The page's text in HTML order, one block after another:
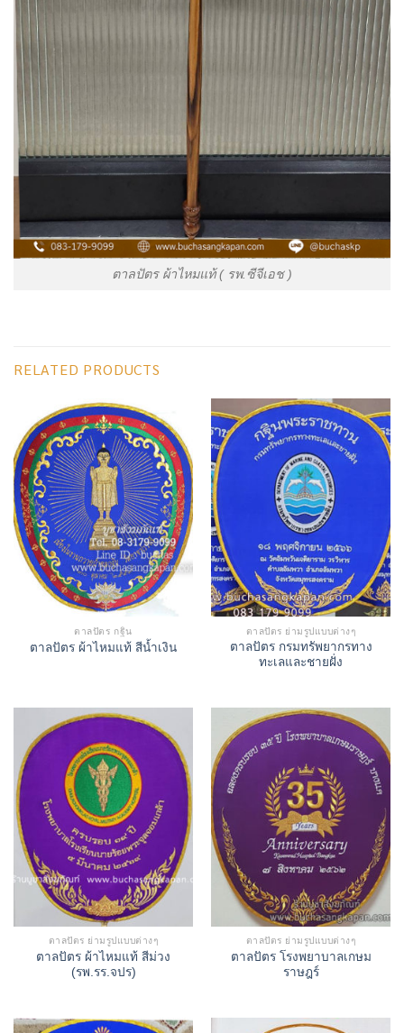
ตาลปัตร ผ้าไหมแท้ ( รพ.ซีจีเอช )
RELATED PRODUCTS
ตาลปัตร กฐิน
ตาลปัตร ผ้าไหมแท้ สีน้ำเงิน
ตาลปัตร ย่ามรูปแบบต่างๆ
ตาลปัตร กรมทรัพยากรทาง
ทะเลและชายฝั่ง
ตาลปัตร ย่ามรูปแบบต่างๆ
ตาลปัตร ผ้าไหมแท้ สีม่วง
(รพ.รร.จปร)
ตาลปัตร ย่ามรูปแบบต่างๆ
ตาลปัตร โรงพยาบาลเกษม
ราษฎร์